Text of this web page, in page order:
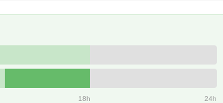
18h 24h